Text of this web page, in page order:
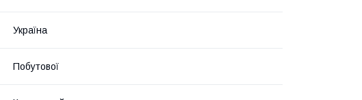
Україна
Побутової